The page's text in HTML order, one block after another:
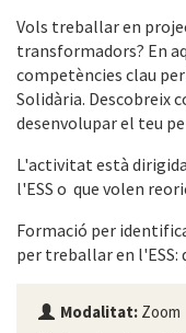
Vols treballar en
transformadors? En
competències clau
Solidària. Descobreix
desenvolupar el teu
L'activitat està
l'ESS o que volen
Formació per
per treballar en
Modalitat: Zoom